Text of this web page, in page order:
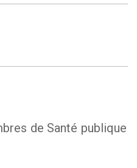
de Santé publique